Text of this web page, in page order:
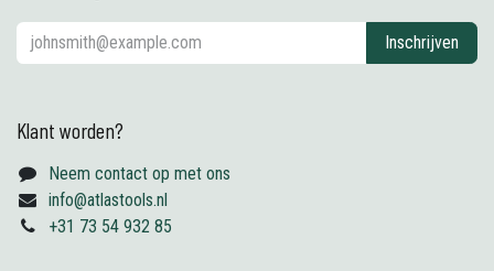
Inschrijven
Klant worden?
Neem contact op met ons
info@atlastools.nl
+31 73 54 932 85